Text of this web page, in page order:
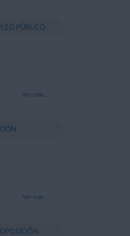
PÚBLICO
Ver más...
Ver más...